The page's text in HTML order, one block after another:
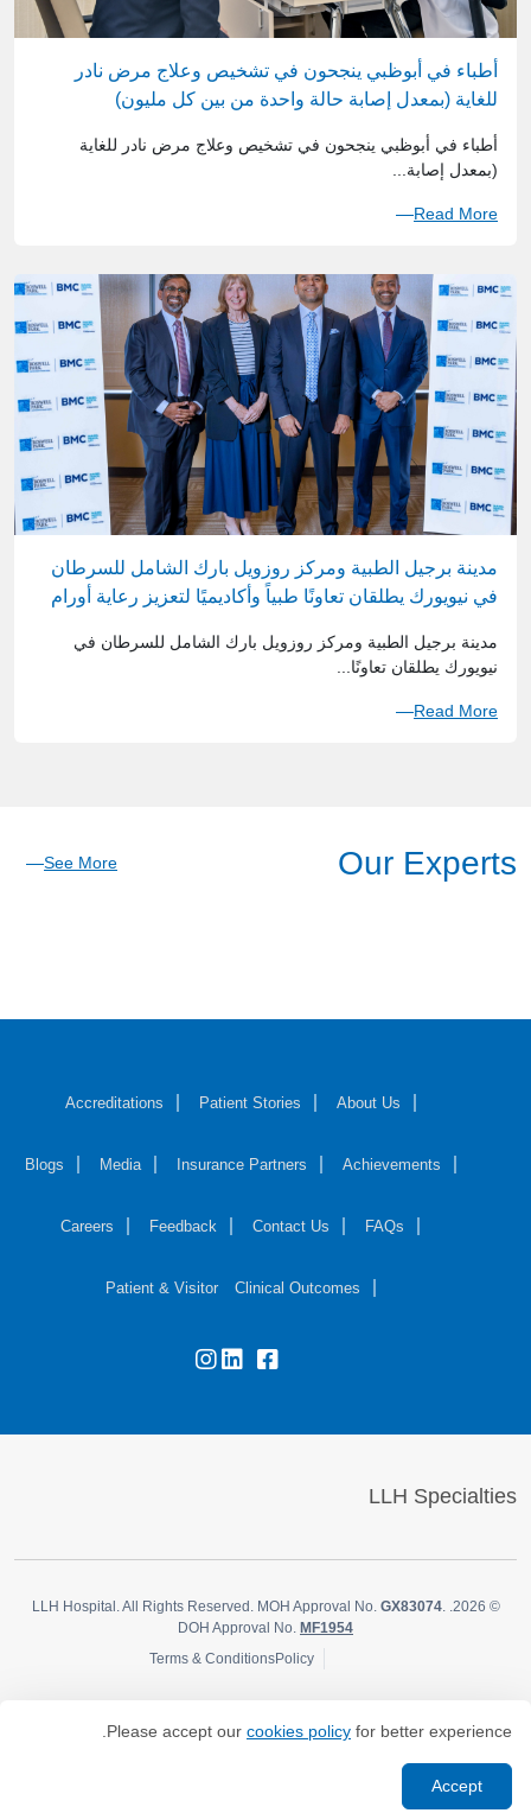
أطباء في أبوظبي ينجحون في تشخيص وعلاج مرض نادر
للغاية (بمعدل إصابة حالة واحدة من بين كل مليون)
أطباء في أبوظبي ينجحون في تشخيص وعلاج مرض نادر للغاية
(بمعدل إصابة...
Read More
مدينة برجيل الطبية ومركز روزويل بارك الشامل للسرطان
في نيويورك يطلقان تعاونًا طبياً وأكاديميًا لتعزيز رعاية أورام
مدينة برجيل الطبية ومركز روزويل بارك الشامل للسرطان في
نيويورك يطلقان تعاونًا...
Read More
Our Experts
See More
About Us
Patient Stories
Accreditations
Achievements
Insurance Partners
Media
Blogs
FAQs
Contact Us
Feedback
Careers
Clinical Outcomes
Patient & Visitor
LLH Specialties
© 2026.
LLH Hospital. All Rights Reserved. MOH Approval No. GX83074.
DOH Approval No. MF1954
Policy
Terms & Conditions
Please accept our cookies policy for better experience.
Accept